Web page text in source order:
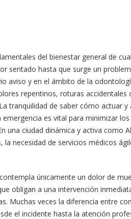
del bienestar general de
sentado hasta que surge un
aviso y en el ámbito de la
repentinos, roturas accidentales
tranquilidad de saber cómo actuar y
es vital para minimizar
una ciudad dinámica y activa como
necesidad de servicios médicos
únicamente un dolor de
obligan a una intervención
Muchas veces la diferencia entre
el incidente hasta la atención